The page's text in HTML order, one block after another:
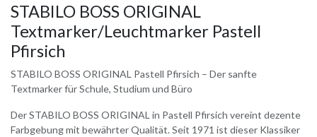
STABILO BOSS ORIGINAL
Textmarker/Leuchtmarker Pastell
Pfirsich
STABILO BOSS ORIGINAL Pastell Pfirsich – Der sanfte
Textmarker für Schule, Studium und Büro
Der STABILO BOSS ORIGINAL in Pastell Pfirsich vereint dezente
Farbgebung mit bewährter Qualität. Seit 1971 ist dieser Klassiker